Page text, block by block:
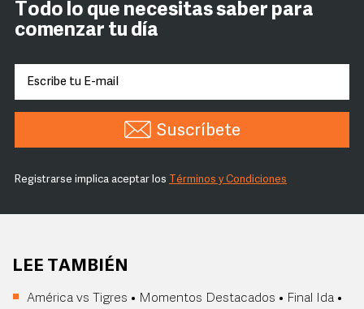
Todo lo que necesitas saber para
comenzar tu día
Suscríbete
Registrarse implica aceptar los Términos y Condiciones
LEE TAMBIÉN
América vs Tigres • Momentos Destacados • Final Ida •